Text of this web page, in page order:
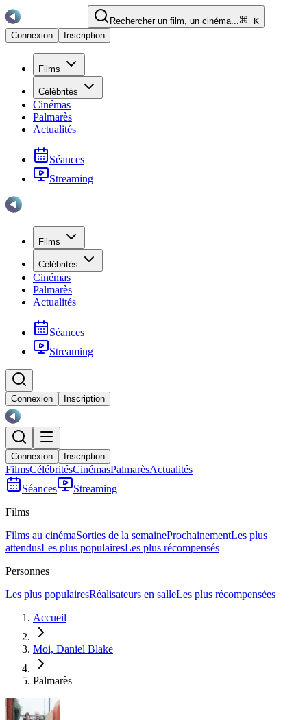
Rechercher un film, un cinéma...
K
Connexion
Inscription
Films
Célébrités
Cinémas
Palmarès
Actualités
Séances
Streaming
Films
Célébrités
Cinémas
Palmarès
Actualités
Séances
Streaming
Connexion Inscription
Connexion Inscription
FilmsCélébritésCinémasPalmarèsActualités
Séances
Streaming
Films
Films au cinémaSorties de la semaineProchainementLes plus
attendusLes plus populairesLes plus récompensés
Personnes
Les plus populairesRéalisateurs en salleLes plus récompensées
Accueil
Moi, Daniel Blake
Palmarès